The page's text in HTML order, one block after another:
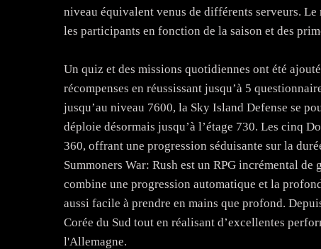
niveau équivalent venus de différents serveurs.
les participants en fonction de la saison et des
Un quiz et des missions quotidiennes ont été
récompenses en réussissant jusqu’à 5
jusqu’au niveau 7600, la Sky Island Defense se
déploie désormais jusqu’à l’étage 730. Les cinq
360, offrant une progression séduisante sur la
Summoners War: Rush est un RPG incrémental
combine une progression automatique et la
aussi facile à prendre en mains que profond.
Corée du Sud tout en réalisant d’excellentes
l'Allemagne.